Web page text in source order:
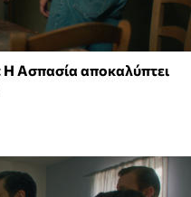
Η Ασπασία αποκαλύπτει